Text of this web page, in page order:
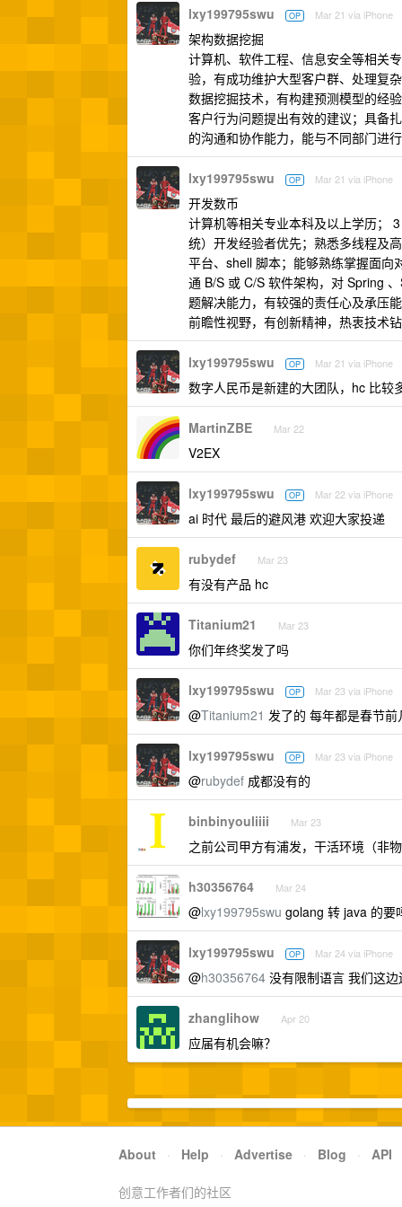
lxy199795swu OP Mar 21 via iPhone
架构数据挖掘
计算机、软件工程、信息安全等相关
验，有成功维护大型客户群、处理复
数据挖掘技术，有构建预测模型的经
客户行为问题提出有效的建议；具备
的沟通和协作能力，能与不同部门进
lxy199795swu OP Mar 21 via iPhone
开发数币
计算机等相关专业本科及以上学历；
统）开发经验者优先；熟悉多线程及
平台、shell 脚本；能够熟练掌握面向
通 B/S 或 C/S 软件架构，对 Spring
题解决能力，有较强的责任心及承压
前瞻性视野，有创新精神，热衷技术
lxy199795swu OP Mar 21 via iPhone
数字人民币是新建的大团队，hc 比
MartinZBE Mar 22
V2EX
lxy199795swu OP Mar 22 via iPhone
ai 时代 最后的避风港 欢迎大家投递
rubydef Mar 23
有没有产品 hc
Titanium21 Mar 23
你们年终奖发了吗
lxy199795swu OP Mar 23 via iPhone
@Titanium21 发了的 每年都是春节前
lxy199795swu OP Mar 23 via iPhone
@rubydef 成都没有的
binbinyouliiii Mar 23
之前公司甲方有浦发，干活环境（非
h30356764 Mar 24
@lxy199795swu golang 转 java 的要
lxy199795swu OP Mar 24 via iPhone
@h30356764 没有限制语言 我们这
zhanglihow Apr 20
应届有机会嘛？
About · Help · Advertise · Blog · API
创意工作者们的社区